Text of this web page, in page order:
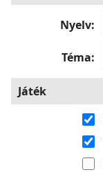
Nyelv
Téma
Játék